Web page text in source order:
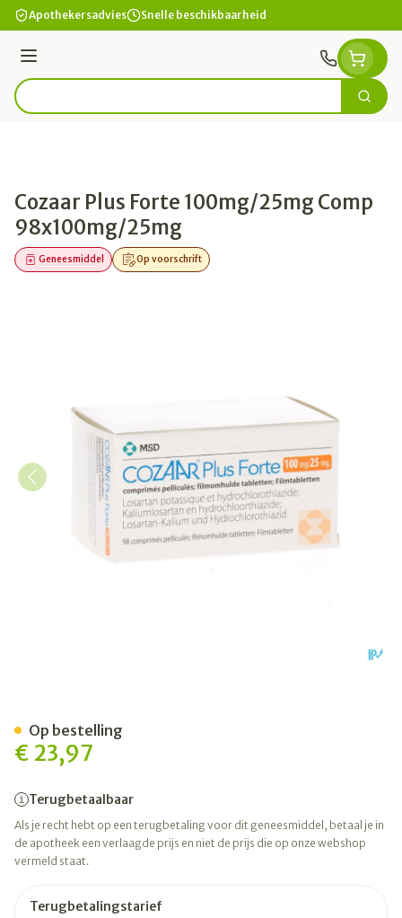
Ga naar de inhoud
Apothekersadvies Snelle beschikbaarheid
Menu
Product, merk, categorie... Zoek
Cozaar Plus Forte 100mg/25mg Comp
98x100mg/25mg
Op voorschrift
Geneesmiddel
€ 23,97
Terugbetaalbaar
Als je recht hebt op een terugbetaling voor dit geneesmiddel, betaal je in
de apotheek een verlaagde prijs en niet de prijs die op onze webshop
vermeld staat.
Terugbetalingstarief
Op bestelling